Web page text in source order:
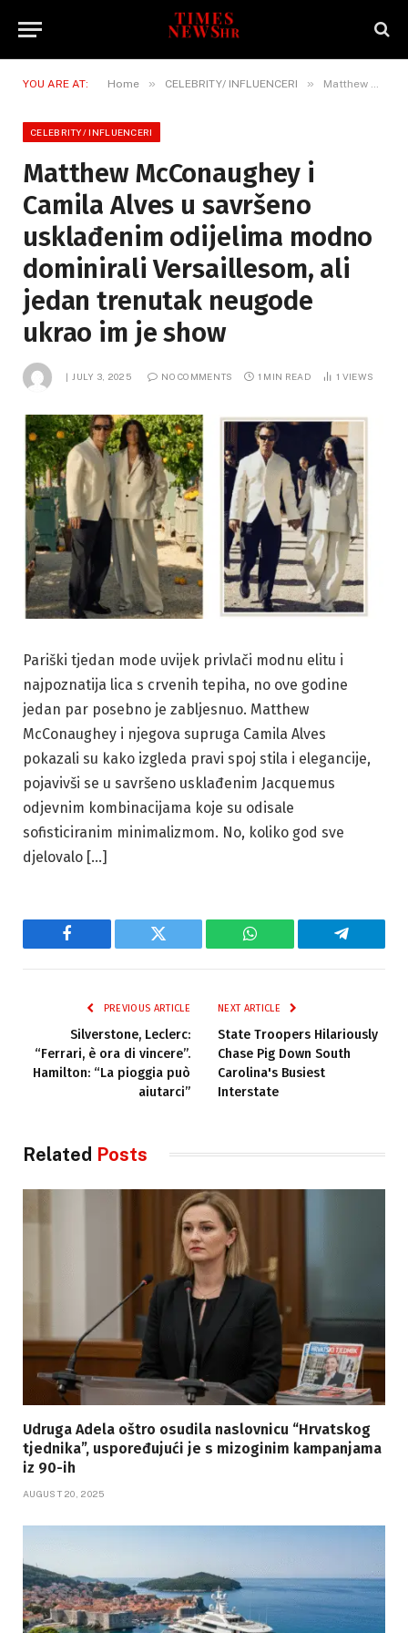
YOU ARE AT: Home » CELEBRITY/ INFLUENCERI » Matthew McConaughey i Camila Alves u savršeno usklađenim odijelima modno dominirali Versaillesom, ali jedan trenutak neugode ukrao im je show
CELEBRITY/ INFLUENCERI
Matthew McConaughey i
Camila Alves u savršeno
usklađenim odijelima modno
dominirali Versaillesom, ali
jedan trenutak neugode
ukrao im je show
JULY 3, 2025 NO COMMENTS 1 MIN READ 1 VIEWS
Pariški tjedan mode uvijek privlači modnu elitu i
najpoznatija lica s crvenih tepiha, no ove godine
jedan par posebno je zabljesnuo. Matthew
McConaughey i njegova supruga Camila Alves
pokazali su kako izgleda pravi spoj stila i elegancije,
pojavivši se u savršeno usklađenim Jacquemus
odjevnim kombinacijama koje su odisale
sofisticiranim minimalizmom. No, koliko god sve
djelovalo […]
Facebook Twitter WhatsApp Telegram
PREVIOUS ARTICLE
Silverstone, Leclerc:
“Ferrari, è ora di vincere”.
Hamilton: “La pioggia può
aiutarci”
NEXT ARTICLE
State Troopers Hilariously
Chase Pig Down South
Carolina's Busiest
Interstate
Related Posts
Udruga Adela oštro osudila naslovnicu “Hrvatskog
tjednika”, uspoređujući je s mizoginim kampanjama
iz 90-ih
AUGUST 20, 2025